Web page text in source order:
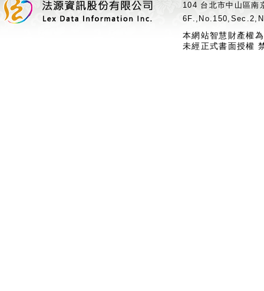
104 台北市中山區
本網站智慧財產權
未經正式書面授權